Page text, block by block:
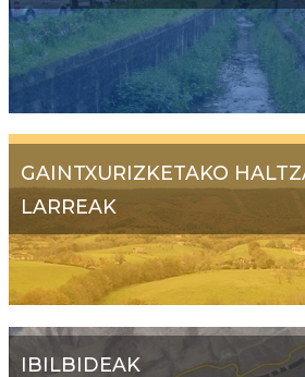
GAINTXURIZKETAKO
LARREAK
IBILBIDEAK